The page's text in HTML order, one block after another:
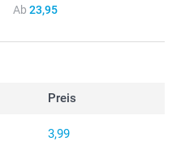
Ab 23,95
Preis
3,99